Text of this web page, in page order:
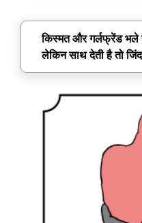
किस्मत और गर्लफ्रेंड भले
लेकिन साथ देती है तो